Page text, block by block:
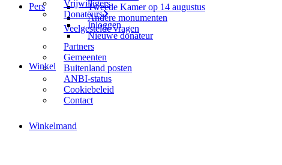
Tweede Kamer op 14 augustus
Andere monumenten
Veelgestelde vragen
Vrijwilligers
Donateurs
Inloggen
Nieuwe donateur
Partners
Gemeenten
Buitenland posten
ANBI-status
Cookiebeleid
Contact
Pers
Winkel
Winkelmand